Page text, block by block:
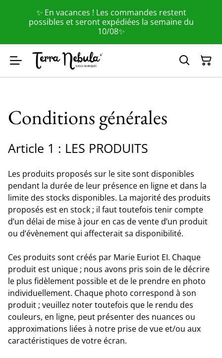
✨ En vacances ! Les commandes restent
possibles et seront expédiées la semaine du
10/08✨
Conditions générales
Article 1 : LES PRODUITS
Les produits proposés sur le site sont disponibles
pendant la durée de leur présence en ligne et dans la
limite des stocks disponibles. La majorité des produits
proposés est en stock ; il faut toutefois tenir compte
d’un délai de mise à jour en cas de vente d’un produit
ou d’évènement qui affecterait sa disponibilité.
Ces produits sont créés par Marie Euriot EI. Chaque
produit est unique ; nous avons pris soin de le décrire
le plus fidèlement possible et de le prendre en photo
individuellement. Chaque photo correspond à son
produit ; veuillez noter toutefois que le rendu des
couleurs, en ligne, peut présenter des nuances ou
approximations liées à notre prise de vue et/ou aux
caractéristiques de votre écran.